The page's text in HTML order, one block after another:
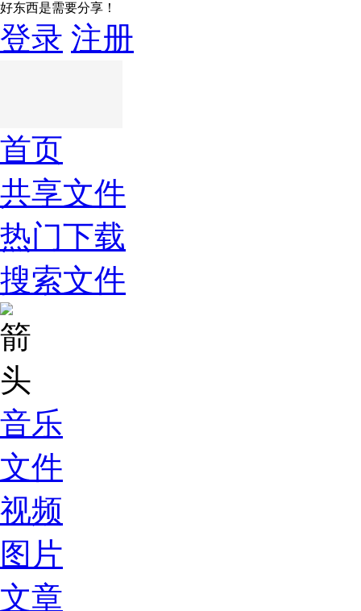
好东西是需要分享！
登录 注册
首页
共享文件
热门下载
搜索文件
音乐
文件
视频
图片
文章